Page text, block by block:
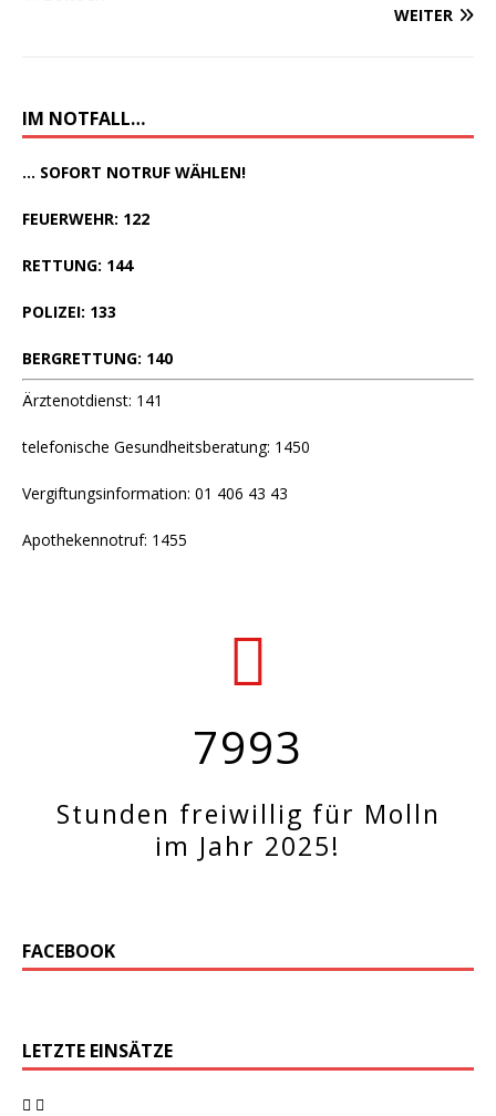
WEITER
IM NOTFALL…
... SOFORT NOTRUF WÄHLEN!
FEUERWEHR: 122
RETTUNG: 144
POLIZEI: 133
BERGRETTUNG: 140
Ärztenotdienst: 141
telefonische Gesundheitsberatung: 1450
Vergiftungsinformation: 01 406 43 43
Apothekennotruf: 1455
7993
Stunden freiwillig für Molln
im Jahr 2025!
FACEBOOK
LETZTE EINSÄTZE